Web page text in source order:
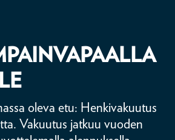
oleva etu: Henkivakuutus
Vakuutus jatkuu vuoden